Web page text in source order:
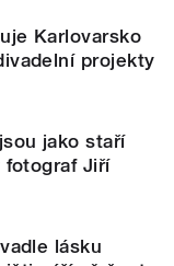
Karlovarsko
projekty
jako staří
fotograf Jiří
lásku